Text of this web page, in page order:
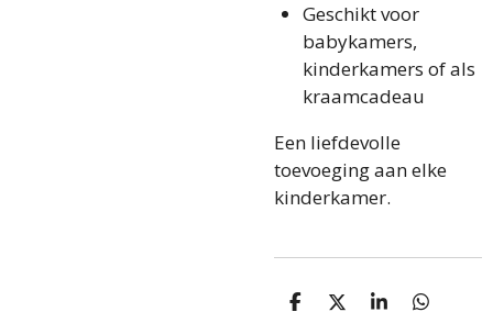
Geschikt voor
babykamers,
kinderkamers of als
kraamcadeau
Een liefdevolle
toevoeging aan elke
kinderkamer.
D
D
S
D